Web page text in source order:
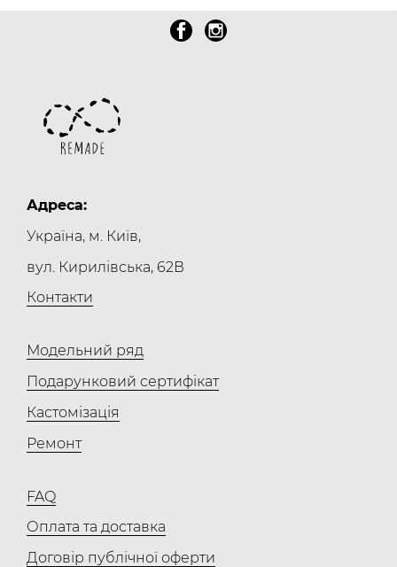
Адреса:
Україна, м. Київ,
вул. Кирилівська, 62В
Контакти
Модельний ряд
Подарунковий сертифікат
Кастомізація
Ремонт
FAQ
Оплата та доставка
Договір публічної оферти